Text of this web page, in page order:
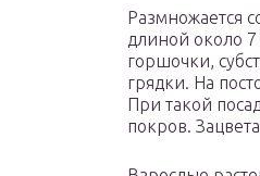
Размножается
длиной около 7
горшочки,
грядки. На
При такой
покров.